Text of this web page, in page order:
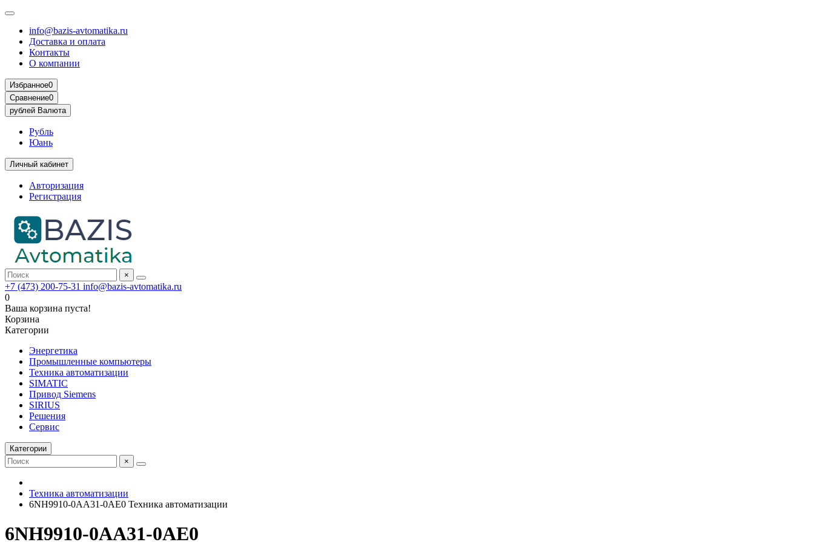
info@bazis-avtomatika.ru
Доставка и оплата
Контакты
О компании
Избранное0
Сравнение0
рублей Валюта
Рубль
Юань
Личный кабинет
Авторизация
Регистрация
×
+7 (473) 200-75-31 info@bazis-avtomatika.ru
0
Ваша корзина пуста!
Корзина
Категории
Энергетика
Промышленные компьютеры
Техника автоматизации
SIMATIC
Привод Siemens
SIRIUS
Решения
Сервис
Категории
×
Техника автоматизации
6NH9910-0AA31-0AE0 Техника автоматизации
6NH9910-0AA31-0AE0